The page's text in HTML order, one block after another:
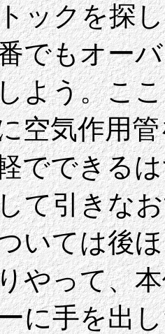
ックを探
でもオー
よう。こ
空気作用
でできる
て引きな
いては後
やって、
に手を出